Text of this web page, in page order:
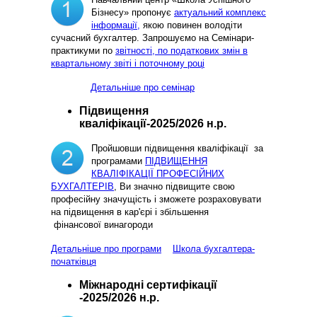
Бізнесу» пропонує актуальний комплекс
інформації, якою повинен володіти
сучасний бухгалтер. Запрошуємо на Семінари-
практикуми по звітності, по податкових змін в
квартальному звіті і поточному році
Детальніше про семінар
Підвищення
кваліфікації-2025/2026 н.р.
Пройшовши підвищення кваліфікації за
програмами ПІДВИЩЕННЯ
КВАЛІФІКАЦІЇ ПРОФЕСІЙНИХ
БУХГАЛТЕРІВ , Ви значно підвищите свою
професійну значущість і зможете розраховувати
на підвищення в кар'єрі і збільшення
фінансової винагороди
Детальніше про програми
Школа бухгалтера-
початківця
Міжнародні сертифікації
-2025/2026 н.р.